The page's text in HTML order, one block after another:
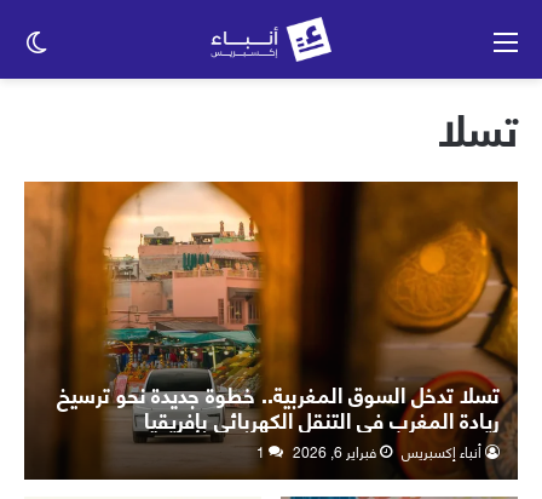
تسلا
تسلا تدخل السوق المغربية.. خطوة جديدة نحو ترسيخ
ريادة المغرب في التنقل الكهربائي بإفريقيا
أنباء إكسبريس فبراير 6, 2026 1